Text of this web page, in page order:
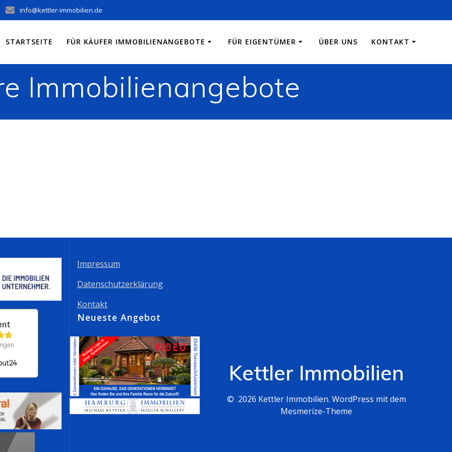
info@kettler-immobilien.de
STARTSEITE FÜR KÄUFER IMMOBILIENANGEBOTE FÜR EIGENTÜMER ÜBER UNS KONTAKT
Immobilienangebote
Impressum
Datenschutzerklärung
Kontakt
Neueste Angebot
Kettler Immobilien
© 2026 Kettler Immobilien. WordPress mit dem
Mesmerize-Theme